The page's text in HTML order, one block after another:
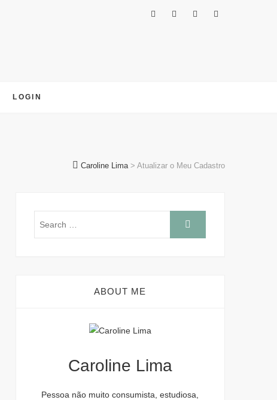
LOGIN
Caroline Lima> Atualizar o Meu Cadastro
ABOUT ME
Caroline Lima
Pessoa não muito consumista, estudiosa,